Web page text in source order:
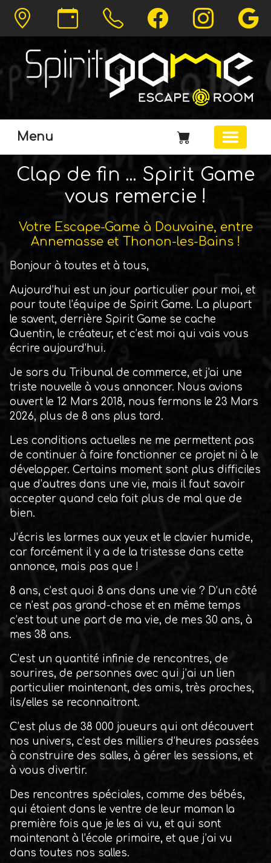
Menu
Clap de fin ... Spirit Game
vous remercie !
Votre Escape-Game à Douvaine, entre
Annemasse et Thonon-les-Bains !
Bonjour à toutes et à tous,
Aujourd’hui est un jour particulier pour moi, et
pour toute l’équipe de Spirit Game. La plupart
le savent, derrière Spirit Game se cache
Quentin, le créateur, et c’est moi qui vais vous
écrire aujourd’hui.
Je sors du Tribunal de commerce, et j'ai une
triste nouvelle à vous annoncer. Nous avions
ouvert le 12 Mars 2018, nous fermons le 23 Mars
2026, plus de 8 ans plus tard.
Les conditions actuelles ne me permettent pas
de continuer à faire fonctionner ce projet ni à le
développer. Certains moment sont plus difficiles
que d’autres dans une vie, mais il faut savoir
accepter quand cela fait plus de mal que de
bien.
J’écris les larmes aux yeux et le clavier humide,
car forcément il y a de la tristesse dans cette
annonce, mais pas que !
8 ans, c’est quoi 8 ans dans une vie ? D’un côté
ce n’est pas grand-chose et en même temps
c’est tout une part de ma vie, de mes 30 ans, à
mes 38 ans.
C’est un quantité infinie de rencontres, de
sourires, de personnes avec qui j’ai un lien
particulier maintenant, des amis, très proches,
ils/elles se reconnaitront.
C’est plus de 38 000 joueurs qui ont découvert
nos univers, c’est des milliers d’heures passées
à construire des salles, à gérer les sessions, et
à vous divertir.
Des rencontres spéciales, comme des bébés,
qui étaient dans le ventre de leur maman la
première fois que je les ai vu, et qui sont
maintenant à l’école primaire, et que j’ai vu
dans toutes nos salles.